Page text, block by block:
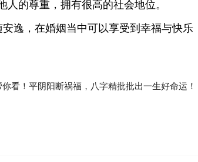
的尊重，拥有很高的社会地位。
逸，在婚姻当中可以享受到幸福与快乐
看！平阴阳断祸福，八字精批批出一生好命运！